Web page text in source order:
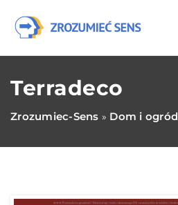
Terradeco
Zrozumiec-Sens » Dom i ogród